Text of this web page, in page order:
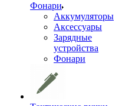
Фонари
Аккумуляторы
Аксессуары
Зарядные
устройства
Фонари